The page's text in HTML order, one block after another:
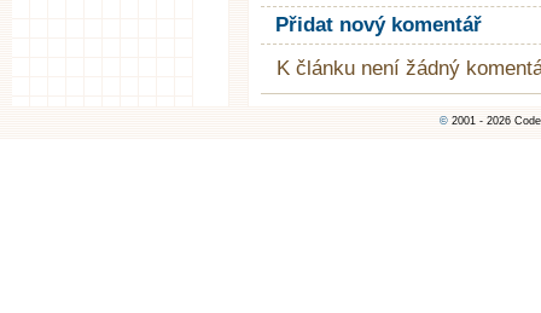
Přidat nový komentář
K článku není žádný
© 2001 - 2026